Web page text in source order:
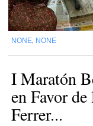
NONE NONE
I Maratón
en Favor
Ferrer...